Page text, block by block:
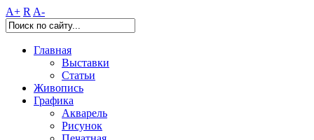
A+ R A-
Главная
Выставки
Статьи
Живопись
Графика
Акварель
Рисунок